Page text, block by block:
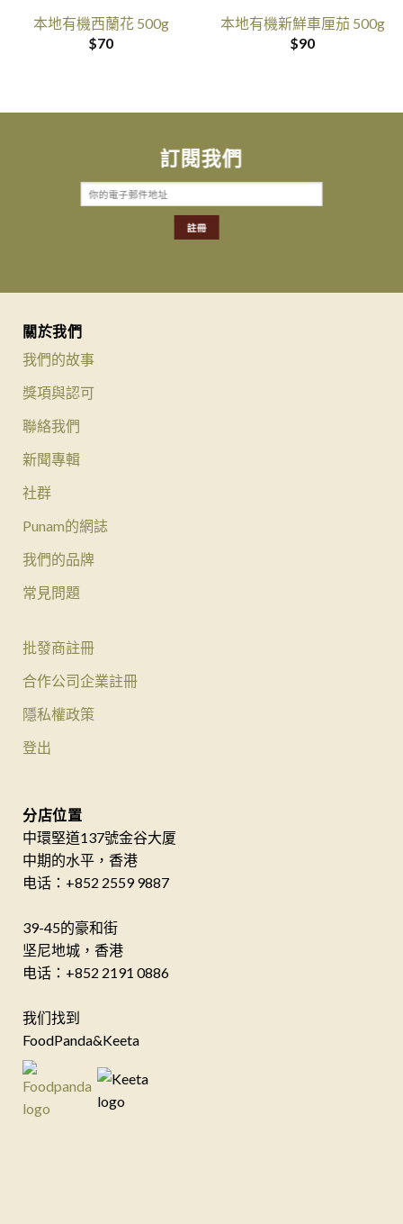
本地有機西蘭花 500g
$70
本地有機新鮮車厘茄 500g
$90
訂閱我們
關於我們
我們的故事
獎項與認可
聯絡我們
新聞專輯
社群
Punam的網誌
我們的品牌
常見問題
批發商註冊
合作公司企業註冊
隱私權政策
登出
分店位置
中環堅道137號金谷大厦
中期的水平，香港
电话：+852 2559 9887
39-45的豪和街
坚尼地城，香港
电话：+852 2191 0886
我们找到
FoodPanda&Keeta